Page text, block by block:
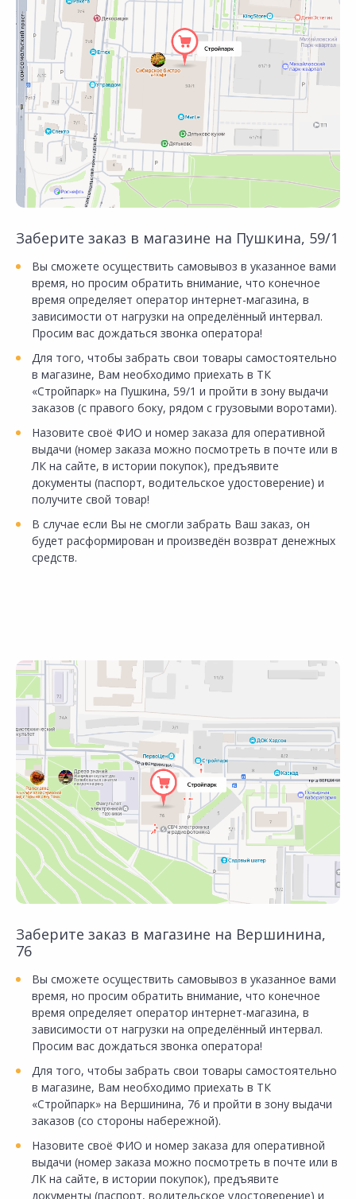
Заберите заказ в магазине на Пушкина, 59/1
Вы сможете осуществить самовывоз в указанное вами
время, но просим обратить внимание, что конечное
время определяет оператор интернет-магазина, в
зависимости от нагрузки на определённый интервал.
Просим вас дождаться звонка оператора!
Для того, чтобы забрать свои товары самостоятельно
в магазине, Вам необходимо приехать в ТК
«Стройпарк» на Пушкина, 59/1 и пройти в зону выдачи
заказов (с правого боку, рядом с грузовыми воротами).
Назовите своё ФИО и номер заказа для оперативной
выдачи (номер заказа можно посмотреть в почте или в
ЛК на сайте, в истории покупок), предъявите
документы (паспорт, водительское удостоверение) и
получите свой товар!
В случае если Вы не смогли забрать Ваш заказ, он
будет расформирован и произведён возврат денежных
средств.
Заберите заказ в магазине на Вершинина,
76
Вы сможете осуществить самовывоз в указанное вами
время, но просим обратить внимание, что конечное
время определяет оператор интернет-магазина, в
зависимости от нагрузки на определённый интервал.
Просим вас дождаться звонка оператора!
Для того, чтобы забрать свои товары самостоятельно
в магазине, Вам необходимо приехать в ТК
«Стройпарк» на Вершинина, 76 и пройти в зону выдачи
заказов (со стороны набережной).
Назовите своё ФИО и номер заказа для оперативной
выдачи (номер заказа можно посмотреть в почте или в
ЛК на сайте, в истории покупок), предъявите
документы (паспорт, водительское удостоверение) и